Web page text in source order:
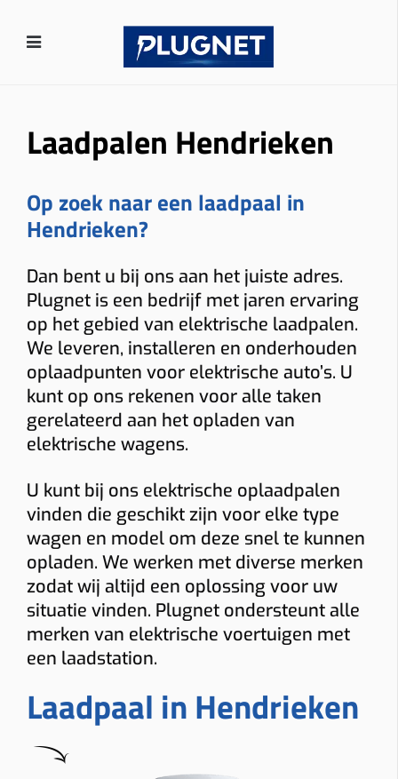
Laadpalen Hendrieken
Op zoek naar een laadpaal in
Hendrieken?
Dan bent u bij ons aan het juiste adres.
Plugnet is een bedrijf met jaren ervaring
op het gebied van elektrische laadpalen.
We leveren, installeren en onderhouden
oplaadpunten voor elektrische auto’s. U
kunt op ons rekenen voor alle taken
gerelateerd aan het opladen van
elektrische wagens.
U kunt bij ons elektrische oplaadpalen
vinden die geschikt zijn voor elke type
wagen en model om deze snel te kunnen
opladen. We werken met diverse merken
zodat wij altijd een oplossing voor uw
situatie vinden. Plugnet ondersteunt alle
merken van elektrische voertuigen met
een laadstation.
Laadpaal in Hendrieken